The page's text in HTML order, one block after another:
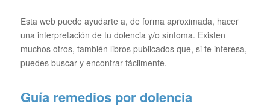
Esta web puede ayudarte a, de forma aproximada, hacer
una interpretación de tu dolencia y/o síntoma. Existen
muchos otros, también libros publicados que, si te interesa,
puedes buscar y encontrar fácilmente.
Guía remedios por dolencia